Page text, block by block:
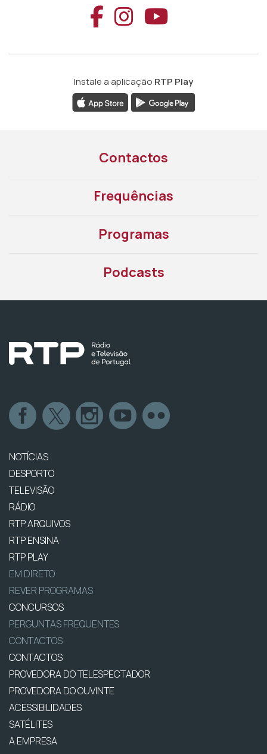
Aceder ao
Aceder ao
Aceder
Instale a aplicação RTP Play
Contactos
Frequências
Programas
Podcasts
NOTÍCIAS
DESPORTO
TELEVISÃO
RÁDIO
RTP ARQUIVOS
RTP ENSINA
RTP PLAY
EM DIRETO
REVER PROGRAMAS
CONCURSOS
PERGUNTAS FREQUENTES
CONTACTOS
CONTACTOS
PROVEDORA DO TELESPECTADOR
PROVEDORA DO OUVINTE
ACESSIBILIDADES
SATÉLITES
A EMPRESA